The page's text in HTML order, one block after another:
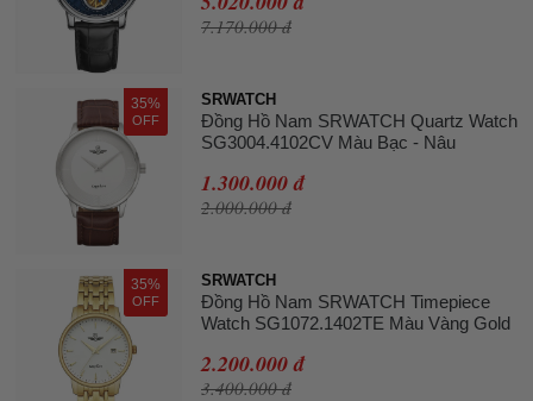
7.170.000 đ
35%
OFF
SRWATCH
Đồng Hồ Nam SRWATCH Quartz Watch
SG3004.4102CV Màu Bạc - Nâu
1.300.000 đ
2.000.000 đ
35%
OFF
SRWATCH
Đồng Hồ Nam SRWATCH Timepiece
Watch SG1072.1402TE Màu Vàng Gold
2.200.000 đ
3.400.000 đ